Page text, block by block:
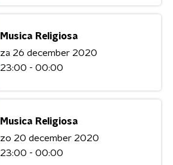
Musica Religiosa
za 26 december 2020
23:00 - 00:00
Musica Religiosa
zo 20 december 2020
23:00 - 00:00